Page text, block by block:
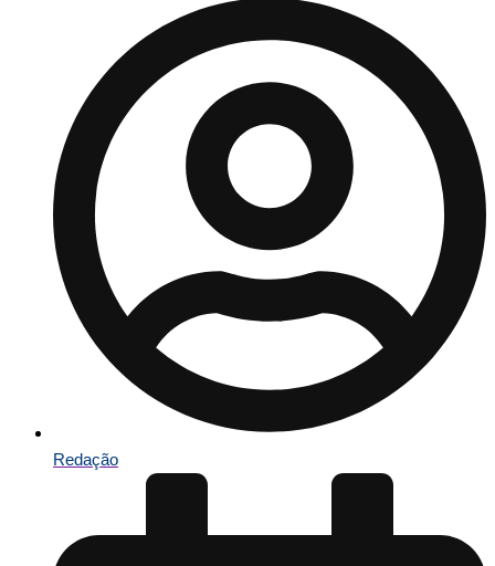
Redação